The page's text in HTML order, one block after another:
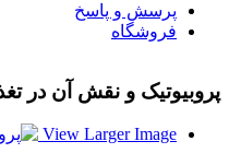
پرسش و پاسخ
فروشگاه
پروبیوتیک و نقش آن در
View Larger Image